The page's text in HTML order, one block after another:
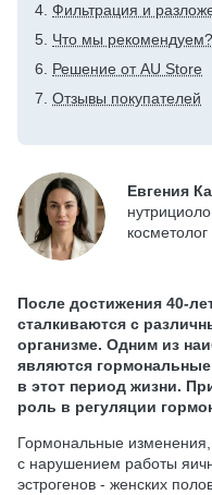
Фильтрация и
Что мы рекомендуем?
Решение от AU Store
Отзывы покупателей
Евгения
косметолог
После достижения 40-
сталкиваются с
организме. Одним из
являются
в этот период жизни.
роль в регуляции
Гормональные
с нарушением работы
эстрогенов - женских